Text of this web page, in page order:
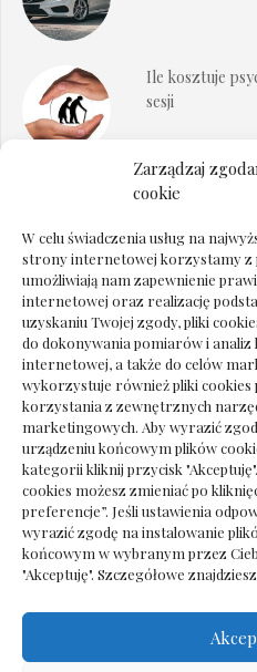
Zarządzaj
cookie
W celu świadczenia usług na
strony internetowej korzystamy z
umożliwiają nam zapewnienie
internetowej oraz realizację
uzyskaniu Twojej zgody, pliki
do dokonywania pomiarów i
internetowej, a także do celów
wykorzystuje również pliki cookies
korzystania z zewnętrznych
marketingowych. Aby wyrazić
urządzeniu końcowym plików
kategorii kliknij przycisk
cookies możesz zmieniać po
preferencje”. Jeśli ustawienia
wyrazić zgodę na instalowanie
końcowym w wybranym przez
"Akceptuję". Szczegółowe
Ile kosztuje
sesji
Dokumenty do
Deska
pośpiechu